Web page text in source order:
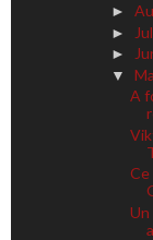
►
►
►
▼
A
Ce
Un